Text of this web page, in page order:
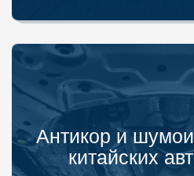
Антикор и
китайских